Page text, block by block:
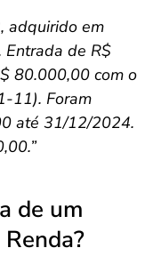
adquirido em
de R$
80.000,00 com o
11). Foram
até 31/12/2024.
de um